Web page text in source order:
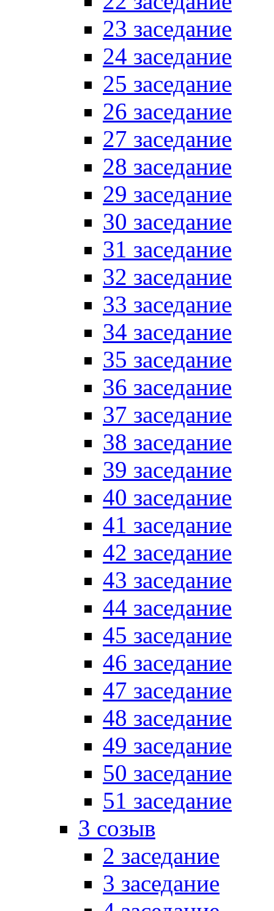
23 заседание
24 заседание
25 заседание
26 заседание
27 заседание
28 заседание
29 заседание
30 заседание
31 заседание
32 заседание
33 заседание
34 заседание
35 заседание
36 заседание
37 заседание
38 заседание
39 заседание
40 заседание
41 заседание
42 заседание
43 заседание
44 заседание
45 заседание
46 заседание
47 заседание
48 заседание
49 заседание
50 заседание
51 заседание
3 созыв
2 заседание
3 заседание